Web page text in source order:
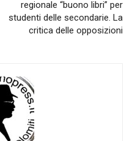
regionale “buono libri” per
studenti delle secondarie. La
critica delle opposizioni